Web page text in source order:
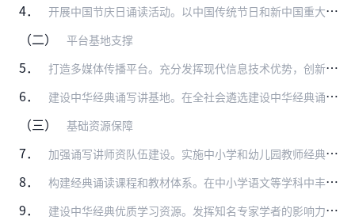
4． 开展中国节庆日诵读活动。以中国传统节日和新中国重大节庆日、纪念日等为契机，指导、推动、组织举办中华经典诵读活动，创新活动形式，突出思想内涵，强化教育功能，丰实文…
（二） 平台基地支撑
5． 打造多媒体传播平台。充分发挥现代信息技术优势，创新“互联网+语言文化”，开拓经典诵读新媒体传播渠道，活化经典、活态传播。打造集中华经典研究、展示、学习、培训、评…
6． 建设中华经典诵写讲基地。在全社会遴选建设中华经典诵写讲基地，依托基地开展丰富多彩的诵读、书写、讲解、演讲、吟诵、创作、展示等活动，加强中华经典的研究阐释、教育传…
（三） 基础资源保障
7． 加强诵写讲师资队伍建设。实施中小学和幼儿园教师经典诵写讲教育培训计划，丰富培训形式，并着力向农村、边远和民族地区倾斜。各级教育（语言文字）部门应根据需要组织中小…
8． 构建经典诵读课程和教材体系。在中小学语文等学科中丰富、充实有关中华经典诵读内容，支持各地开发中华经典地方课程、校本课程，开展诵写讲特色项目研究、实践。指导编写不…
9． 建设中华经典优质学习资源。发挥知名专家学者的影响力，建设“中华经典资源库”并加强宣传推广。编写中华经典读本盲文版和手语版，帮助残障人士学习中华经典。建设少数民族…